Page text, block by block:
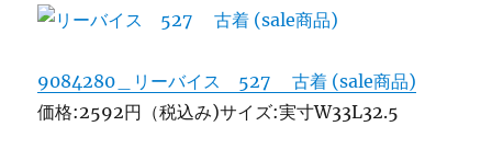
9084280＿リーバイス 527 古着 (sale商品)
価格:2592円（税込み)サイズ:実寸W33L32.5